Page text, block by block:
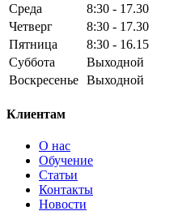
Среда
8:30 - 17.30
Четверг
8:30 - 17.30
Пятница
8:30 - 16.15
Суббота
Выходной
Воскресенье Выходной
Клиентам
О нас
Обучение
Статьи
Контакты
Новости